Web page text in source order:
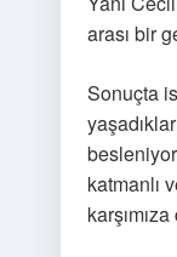
arası bir
Sonuçta
katmanlı
karşımıza